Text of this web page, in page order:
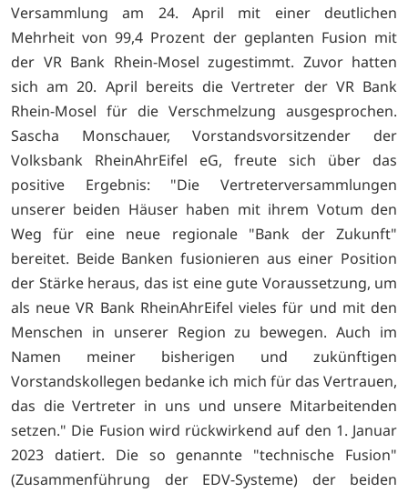
Versammlung am 24. April mit einer deutlichen
Mehrheit von 99,4 Prozent der geplanten Fusion mit
der VR Bank Rhein-Mosel zugestimmt. Zuvor hatten
sich am 20. April bereits die Vertreter der VR Bank
Rhein-Mosel für die Verschmelzung ausgesprochen.
Sascha Monschauer, Vorstandsvorsitzender der
Volksbank RheinAhrEifel eG, freute sich über das
positive Ergebnis: "Die Vertreterversammlungen
unserer beiden Häuser haben mit ihrem Votum den
Weg für eine neue regionale "Bank der Zukunft"
bereitet. Beide Banken fusionieren aus einer Position
der Stärke heraus, das ist eine gute Voraussetzung, um
als neue VR Bank RheinAhrEifel vieles für und mit den
Menschen in unserer Region zu bewegen. Auch im
Namen meiner bisherigen und zukünftigen
Vorstandskollegen bedanke ich mich für das Vertrauen,
das die Vertreter in uns und unsere Mitarbeitenden
setzen." Die Fusion wird rückwirkend auf den 1. Januar
2023 datiert. Die so genannte "technische Fusion"
(Zusammenführung der EDV-Systeme) der beiden